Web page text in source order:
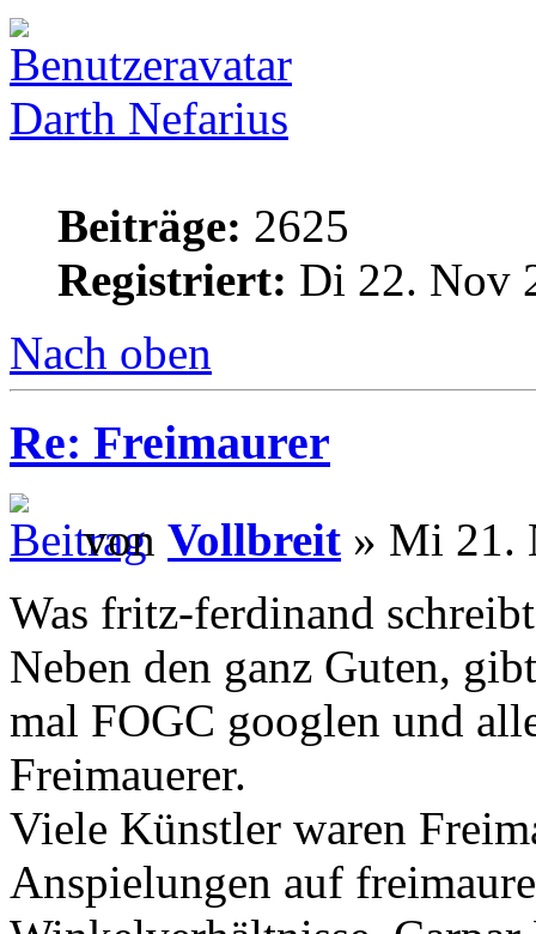
Darth Nefarius
Beiträge: 2625
Registriert: Di 22. Nov
Nach oben
Re: Freimaurer
von Vollbreit » Mi 21.
Was fritz-ferdinand
Neben den ganz Guten,
mal FOGC googlen und
Freimauerer.
Viele Künstler waren
Anspielungen auf